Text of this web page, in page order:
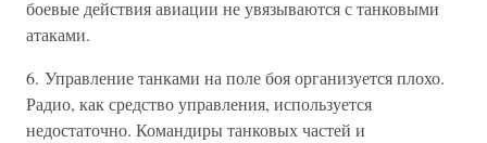
боевые действия авиации не увязываются с танковыми
атаками.
6. Управление танками на поле боя организуется плохо.
Радио, как средство управления, используется
недостаточно. Командиры танковых частей и